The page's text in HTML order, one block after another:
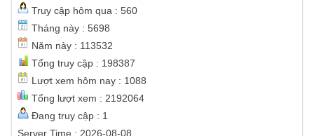
THỐNG KÊ TRUY CẬP
Truy cập hôm nay : 471
Truy cập hôm qua : 560
Năm này : 113532
Tổng truy cập : 198387